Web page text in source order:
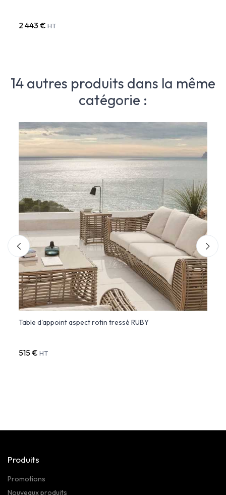
2 443 € HT
14 autres produits dans la même
catégorie :
Table d'appoint aspect rotin tressé RUBY
515 € HT
Produits
Promotions
Nouveaux produits